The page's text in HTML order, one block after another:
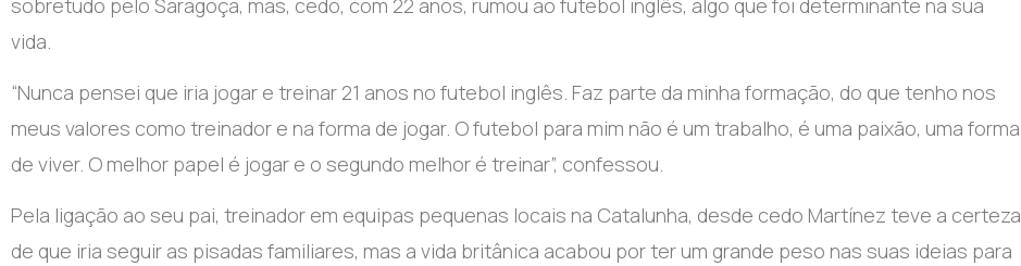
vida.
“Nunca pensei que iria jogar e treinar 21 anos no futebol inglês. Faz parte da minha formação, do que tenho nos
meus valores como treinador e na forma de jogar. O futebol para mim não é um trabalho, é uma paixão, uma forma
de viver. O melhor papel é jogar e o segundo melhor é treinar”, confessou.
Pela ligação ao seu pai, treinador em equipas pequenas locais na Catalunha, desde cedo Martínez teve a certeza
de que iria seguir as pisadas familiares, mas a vida britânica acabou por ter um grande peso nas suas ideias para